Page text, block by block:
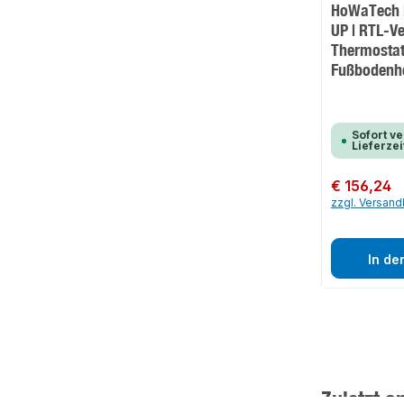
UP | RTL-
Sofort
Regulärer Preis:
€ 156,24
zzgl.
In